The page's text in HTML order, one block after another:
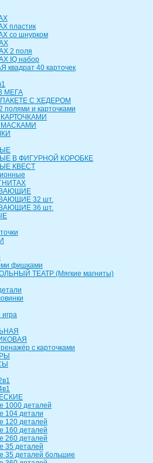
пластик
со шнурком
2 поля
IQ набор
40 карточек
МЕГА
С ХЕДЕРОМ
и карточками
МАСКАМИ
В ФИГУРНОЙ КОРОБКЕ
КВЕСТ
32 шт.
36 шт.
фишками
ТЕАТР (Мягкие магниты)
с карточками
1000 деталей
104 детали
120 деталей
160 деталей
260 деталей
35 деталей
35 деталей большие